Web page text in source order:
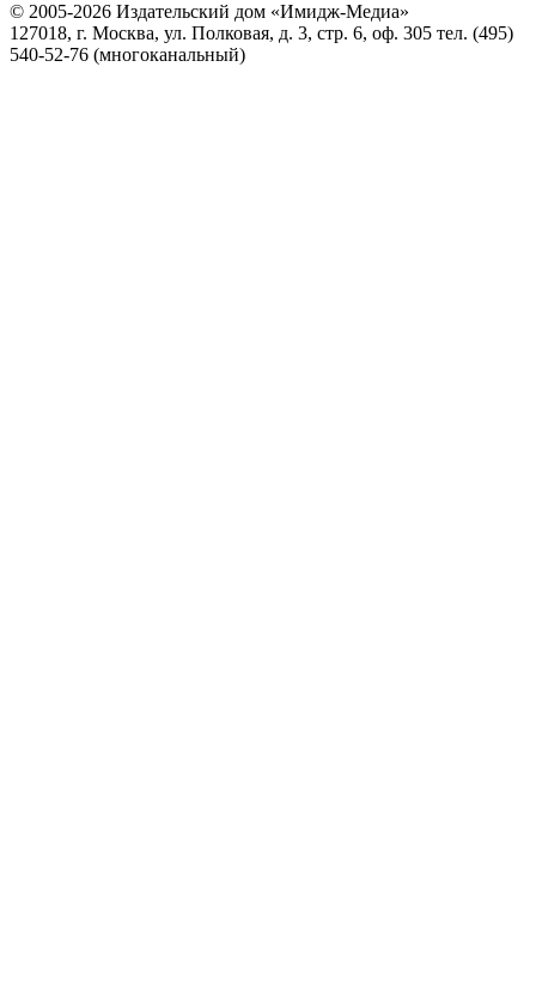
© 2005-2026 Издательский дом «Имидж-Медиа»
127018, г. Москва, ул. Полковая, д. 3, стр. 6, оф. 305 тел. (495)
540-52-76 (многоканальный)